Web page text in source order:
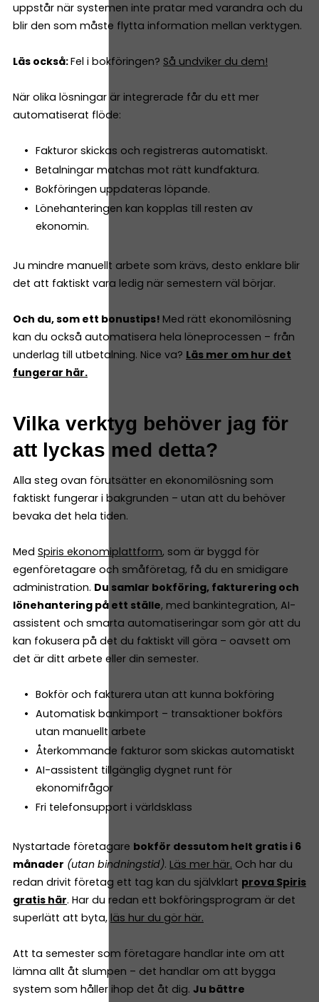
uppstår när systemen inte pratar med varandra och du
blir den som måste flytta information mellan verktygen.
Läs också:Fel i bokföringen? Så undviker du dem!
När olika lösningar är integrerade får du ett mer
automatiserat flöde:
Fakturor skickas och registreras automatiskt.
Betalningar matchas mot rätt kundfaktura.
Bokföringen uppdateras löpande.
Lönehanteringen kan kopplas till resten av
ekonomin.
Ju mindre manuellt arbete som krävs, desto enklare blir
det att faktiskt vara ledig när semestern väl börjar.
Och du, som ett bonustips! Med rätt ekonomilösning
kan du också automatisera hela löneprocessen – från
underlag till utbetalning. Nice va? Läs mer om hur det
fungerar här.
Vilka verktyg behöver jag för
att lyckas med detta?
Alla steg ovan förutsätter en ekonomilösning som
faktiskt fungerar i bakgrunden – utan att du behöver
bevaka det hela tiden.
Med Spiris ekonomiplattform, som är byggd för
egenföretagare och småföretag, få du en smidigare
administration. Du samlar bokföring, fakturering och
lönehantering på ett ställe, med bankintegration, AI-
assistent och smarta automatiseringar som gör att du
kan fokusera på det du faktiskt vill göra – oavsett om
det är ditt arbete eller din semester.
Bokför och fakturera utan att kunna bokföring
Automatisk bankimport – transaktioner bokförs
utan manuellt arbete
Återkommande fakturor som skickas automatiskt
AI-assistent tillgänglig dygnet runt för
ekonomifrågor
Fri telefonsupport i världsklass
Nystartade företagare bokför dessutom helt gratis i 6
månader (utan bindningstid). Läs mer här. Och har du
redan drivit företag ett tag kan du självklart prova Spiris
gratis här. Har du redan ett bokföringsprogram är det
superlätt att byta, läs hur du gör här.
Att ta semester som företagare handlar inte om att
lämna allt åt slumpen – det handlar om att bygga
system som håller ihop det åt dig. Ju bättre